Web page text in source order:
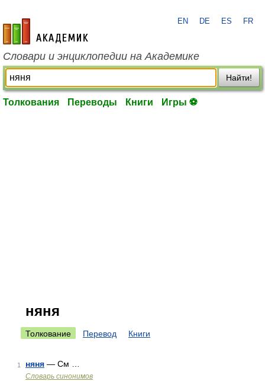
academic.ru
EN DE ES FR
Словари и энциклопедии на Академике
Найти!
Толкования Переводы Книги Игры ⚽
няня
Толкование Перевод Книги
1 няня — См …
Словарь синонимов